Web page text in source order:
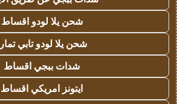
شحن يلا لودو اقساط
شحن يلا لودو تابي
شدات ببجي اقساط
ايتونز امريكي اقساط